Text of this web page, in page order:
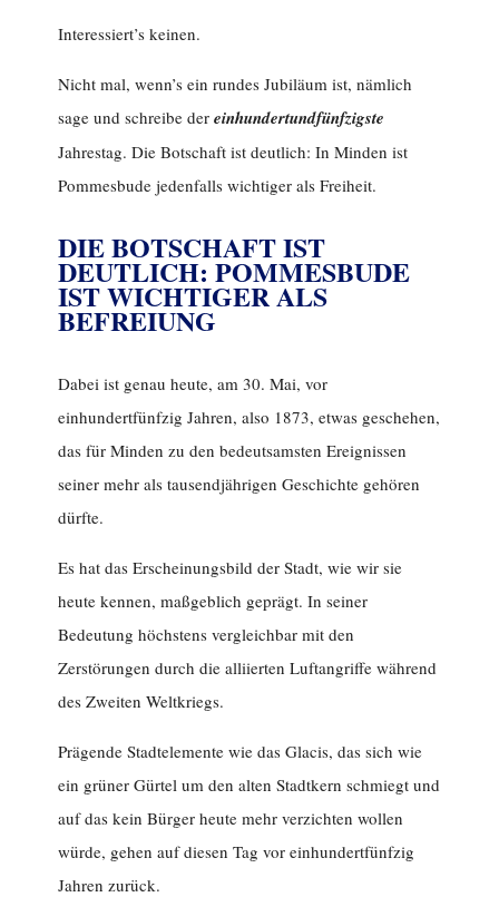
Interessiert’s keinen.
Nicht mal, wenn’s ein rundes Jubiläum ist, nämlich
sage und schreibe der einhundertundfünfzigste
Jahrestag. Die Botschaft ist deutlich: In Minden ist
Pommesbude jedenfalls wichtiger als Freiheit.
DIE BOTSCHAFT IST
DEUTLICH: POMMESBUDE
IST WICHTIGER ALS
BEFREIUNG
Dabei ist genau heute, am 30. Mai, vor
einhundertfünfzig Jahren, also 1873, etwas geschehen,
das für Minden zu den bedeutsamsten Ereignissen
seiner mehr als tausendjährigen Geschichte gehören
dürfte.
Es hat das Erscheinungsbild der Stadt, wie wir sie
heute kennen, maßgeblich geprägt. In seiner
Bedeutung höchstens vergleichbar mit den
Zerstörungen durch die alliierten Luftangriffe während
des Zweiten Weltkriegs.
Prägende Stadtelemente wie das Glacis, das sich wie
ein grüner Gürtel um den alten Stadtkern schmiegt und
auf das kein Bürger heute mehr verzichten wollen
würde, gehen auf diesen Tag vor einhundertfünfzig
Jahren zurück.